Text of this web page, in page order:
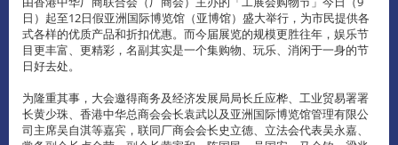
日）起至12日假亚洲国际博览馆（亚博馆）盛大举行，为市民提供各
式各样的优质产品和折扣优惠。而今届展览的规模更胜往年，娱乐节
目更丰富、更精彩，名副其实是一个集购物、玩乐、消闲于一身的节
日好去处。
为隆重其事，大会邀得商务及经济发展局局长丘应桦、工业贸易署署
长黄少珠、香港中华总商会会长袁武以及亚洲国际博览馆管理有限公
司主席吴自淇等嘉宾，联同厂商会会长史立德、立法会代表吴永嘉、